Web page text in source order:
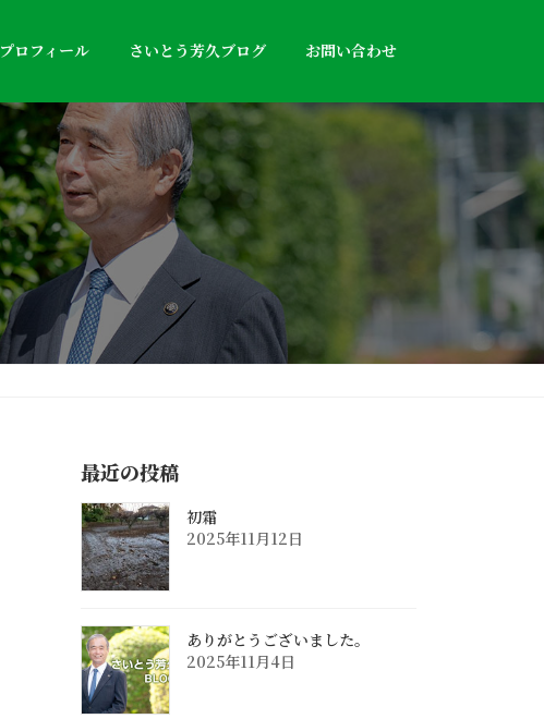
プロフィール さいとう芳久ブログ お問い合わせ
最近の投稿
初霜
2025年11月12日
ありがとうございました。
2025年11月4日